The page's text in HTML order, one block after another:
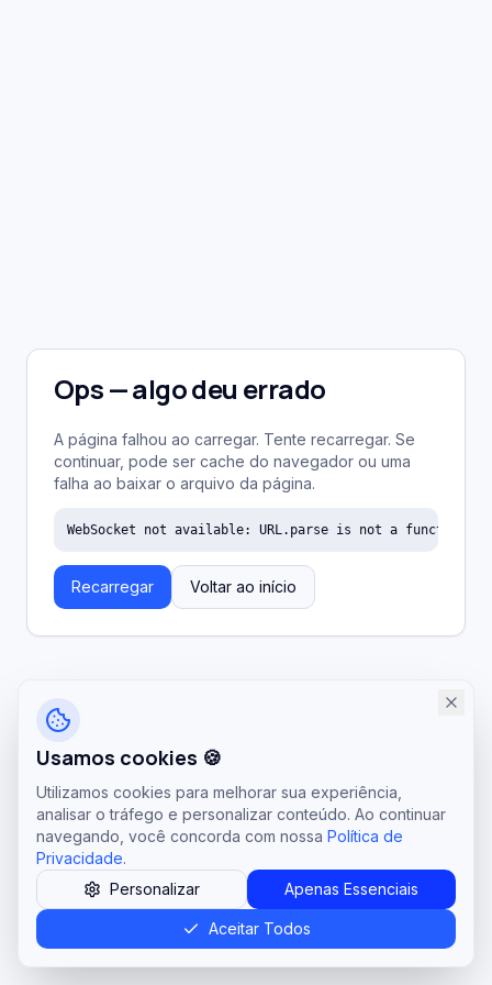
Ops — algo deu errado
A página falhou ao carregar. Tente recarregar. Se
continuar, pode ser cache do navegador ou uma
falha ao baixar o arquivo da página.
WebSocket not available: URL.parse is not a function
Recarregar Voltar ao início
Usamos cookies 🍪
Utilizamos cookies para melhorar sua experiência,
analisar o tráfego e personalizar conteúdo. Ao continuar
navegando, você concorda com nossa Política de
Privacidade.
Personalizar
Apenas Essenciais
Aceitar Todos